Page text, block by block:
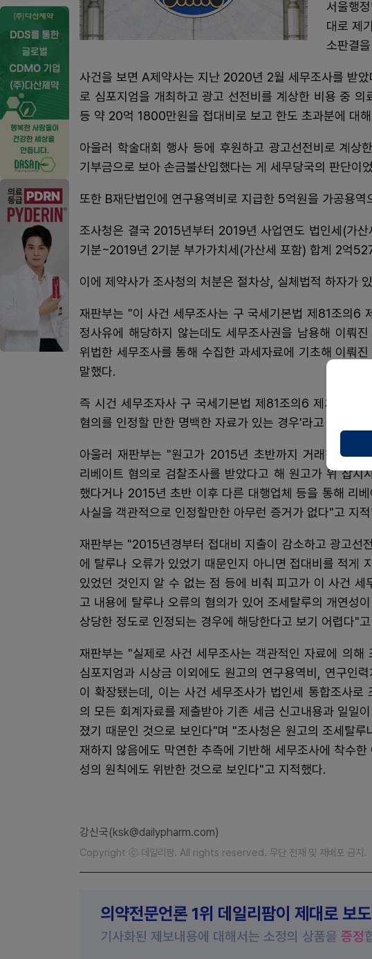
서울행
대로 제
소판결
사건을 보면 A제약사는 지난 2020년 2월 세무조사를 받
로 심포지엄을 개최하고 광고 선전비를 계상한 비용 중 의
등 약 20억 1800만원을 접대비로 보고 한도 초과분에 대
아울러 학술대회 행사 등에 후원하고 광고선전비로 계
기부금으로 보아 손금불산입했다는 게 세무당국의 판단이
또한 B재단법인에 연구용역비로 지급한 5억원을 가공용
조사청은 결국 2015년부터 2019년 사업연도 법인세(가
기분~2019년 2기분 부가가치세(가산세 포함) 합계 2억
이에 제약사가 조사청의 처분은 절차상, 실체법적 하자가
재판부는 "이 사건 세무조사는 구 국세기본법 제81조의6
정사유에 해당하지 않는데도 세무조사권을 남용해 이뤄
위법한 세무조사를 통해 수집한 과세자료에 기초해 이뤄
말했다.
즉 시건 세무조자사 구 국세기본법 제81조의6 제3항 제4
혐의를 인정할 만한 명백한 자료가 있는 경우'라고 보기 어
아울러 재판부는 "원고가 2015년 초반까지 거래하던 의
리베이트 혐의로 검찰조사를 받았다고 해 원고가 위 잡
했다거나 2015년 초반 이후 다른 대행업체 등을 통해 리
사실을 객관적으로 인정할만한 아무런 증거가 없다"고 지
재판부는 "2015년경부터 접대비 지출이 감소하고 광고선
에 탈루나 오류가 있었기 때문인지 아니면 접대비를 적게
있었던 것인지 알 수 없는 점 등에 비춰 피고가 이 사건 세
고 내용에 탈루나 오류의 혐의가 있어 조세탈루의 개연성
상당한 정도로 인정되는 경우에 해당한다고 보기 어렵다"
재판부는 "실제로 사건 세무조사는 객관적인 자료에 의해
심포지엄과 시상금 이외에도 원고의 연구용역비, 연구인
이 확장됐는데, 이는 사건 세무조사가 법인세 통합조사로
의 모든 회계자료를 제출받아 기존 세금 신고내용과 일일
졌기 때문인 것으로 보인다"며 "조사청은 원고의 조세탈
재하지 않음에도 막연한 추측에 기반해 세무조사에 착수
성의 원칙에도 위반한 것으로 보인다"고 지적했다.
강신국(ksk@dailypharm.com)
Copyright ⓒ 데일리팜. All rights reserved. 무단 전재 및 재배포 금지.
의약전문언론 1위 데일리팜이 제대로 보
기사화된 제보내용에 대해서는 소정의 상품을 증정